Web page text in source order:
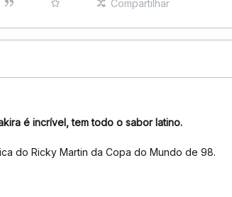
Compartilhar
é incrível, tem todo o sabor latino.
do Ricky Martin da Copa do Mundo de 98.